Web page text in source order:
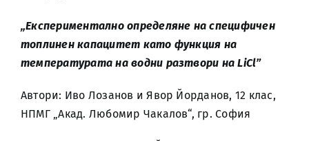
„Експериментално определяне на специфичен
топлинен капацитет като функция на
температурата на водни разтвори на LiCl”
Автори: Иво Лозанов и Явор Йорданов, 12 клас,
НПМГ „Акад. Любомир Чакалов“, гр. София